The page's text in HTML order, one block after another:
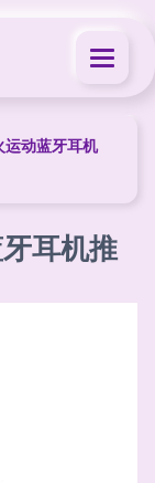
动蓝牙耳机
耳机推